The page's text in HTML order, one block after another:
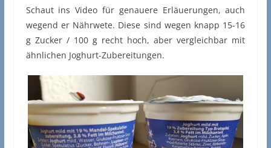
Schaut ins Video für genauere Erläuerungen, auch
wegend er Nährwete. Diese sind wegen knapp 15-16
g Zucker / 100 g recht hoch, aber vergleichbar mit
ähnlichen Joghurt-Zubereitungen.